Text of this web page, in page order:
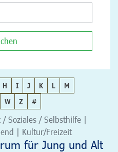
H I J K L
M
W Z #
/ Soziales / Selbsthilfe |
| Kultur/Freizeit
für Jung und Alt